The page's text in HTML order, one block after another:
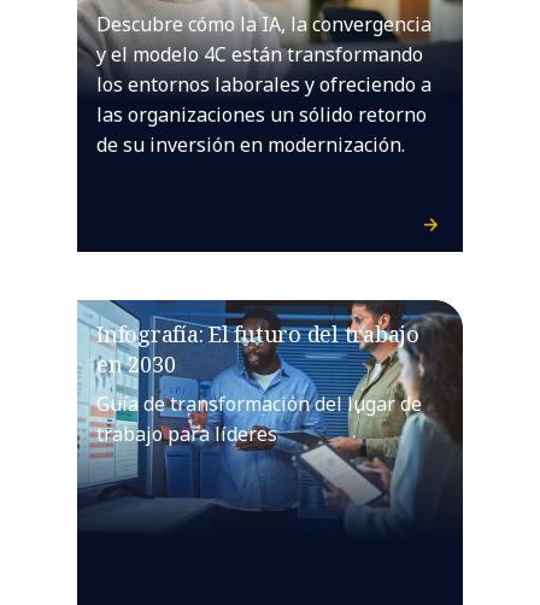
Descubre cómo la IA, la convergencia
y el modelo 4C están transformando
los entornos laborales y ofreciendo a
las organizaciones un sólido retorno
de su inversión en modernización.
Infografía: El futuro del trabajo
en 2030
Guía de transformación del lugar de
trabajo para líderes